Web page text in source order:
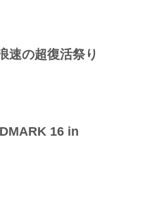
速の超復活祭り
16 in